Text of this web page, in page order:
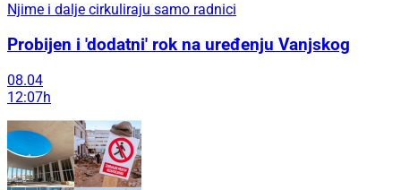
Njime i dalje cirkuliraju samo radnici
Probijen i 'dodatni' rok na uređenju Vanjskog
08.04
12:07h